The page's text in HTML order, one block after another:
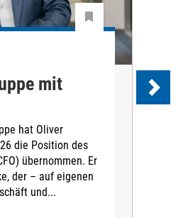
mit
hat Oliver
die Position des
übernommen. Er
der – auf eigenen
und...